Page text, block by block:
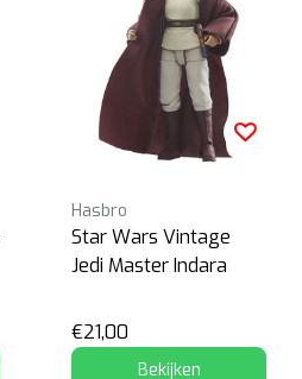
Hasbro
Star Wars Vintage
Jedi Master Indara
€21,00
Bekijken